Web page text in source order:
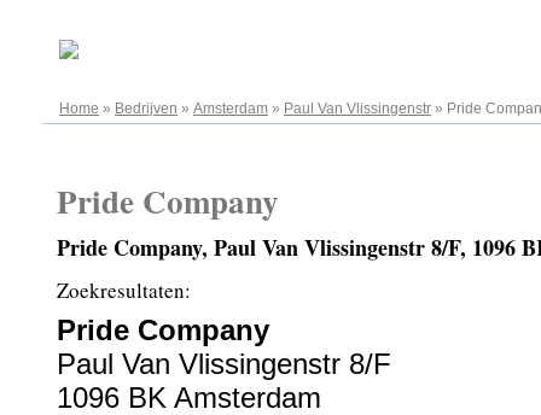
Home » Bedrijven » Amsterdam » Paul Van Vlissingenstr » Pride
Pride Company
Pride Company, Paul Van Vlissingenstr 8/F, 1096
Zoekresultaten:
Pride Company
Paul Van Vlissingenstr 8/F
1096 BK Amsterdam